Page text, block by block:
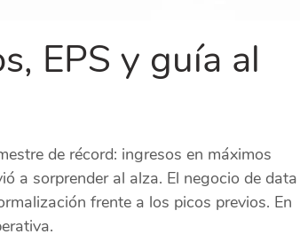
EPS y guía al
de récord: ingresos en máximos
a sorprender al alza. El negocio de data
frente a los picos previos. En